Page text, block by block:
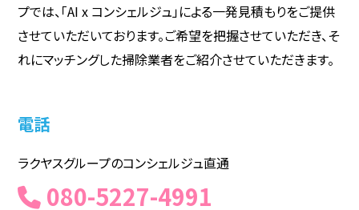
プでは、「AI x コンシェルジュ」による一発見積もりをご提供
させていただいております。ご希望を把握させていただき、そ
れにマッチングした掃除業者をご紹介させていただきます。
電話
ラクヤスグループのコンシェルジュ直通
080-5227-4991